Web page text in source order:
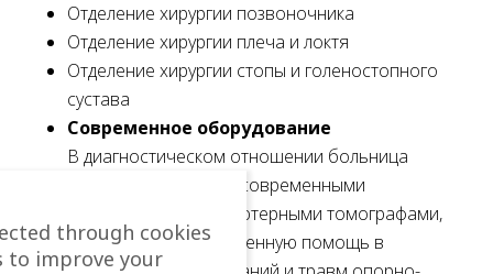
Отделение хирургии позвоночника
Отделение хирургии плеча и локтя
Отделение хирургии стопы и голеностопного
сустава
Современное оборудование
В диагностическом отношении больница
оснащена наиболее современными
магнитными и компьютерными томографами,
которые оказывают ценную помощь в
through cookies
to improve your